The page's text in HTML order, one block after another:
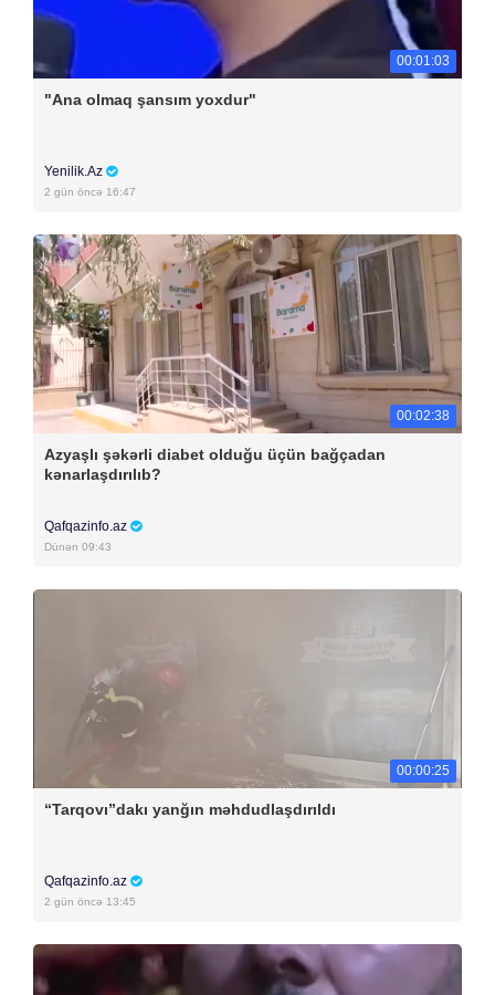
00:01:03
"Ana olmaq şansım yoxdur"
Yenilik.Az
2 gün öncə 16:47
00:02:38
Azyaşlı şəkərli diabet olduğu üçün bağçadan
kənarlaşdırılıb?
Qafqazinfo.az
Dünən 09:43
00:00:25
“Tarqovı”dakı yanğın məhdudlaşdırıldı
Qafqazinfo.az
2 gün öncə 13:45